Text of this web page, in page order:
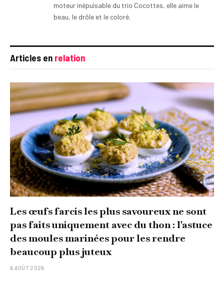
moteur inépuisable du trio Cocottes, elle aime le
beau, le drôle et le coloré.
Articles en relation
Les œufs farcis les plus savoureux ne sont
pas faits uniquement avec du thon : l'astuce
des moules marinées pour les rendre
beaucoup plus juteux
6 AOÛT 2026